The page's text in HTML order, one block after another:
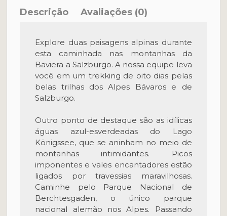
Descrição Avaliações (0)
Explore duas paisagens alpinas durante
esta caminhada nas montanhas da
Baviera a Salzburgo. A nossa equipe leva
você em um trekking de oito dias pelas
belas trilhas dos Alpes Bávaros e de
Salzburgo.
Outro ponto de destaque são as idílicas
águas azul-esverdeadas do Lago
Königssee, que se aninham no meio de
montanhas intimidantes. Picos
imponentes e vales encantadores estão
ligados por travessias maravilhosas.
Caminhe pelo Parque Nacional de
Berchtesgaden, o único parque
nacional alemão nos Alpes. Passando